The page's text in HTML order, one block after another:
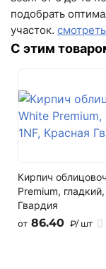
Рекомендуемая
5–70 мм
подобрать
участок.
С этим
Кирпич
Premium,
Гвардия
от 86.40 ₽/ шт